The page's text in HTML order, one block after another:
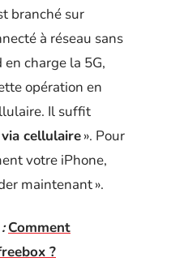
branché sur
à réseau sans
charge la 5G,
opération en
Il suffit
cellulaire». Pour
votre iPhone,
maintenant ».
Comment
?